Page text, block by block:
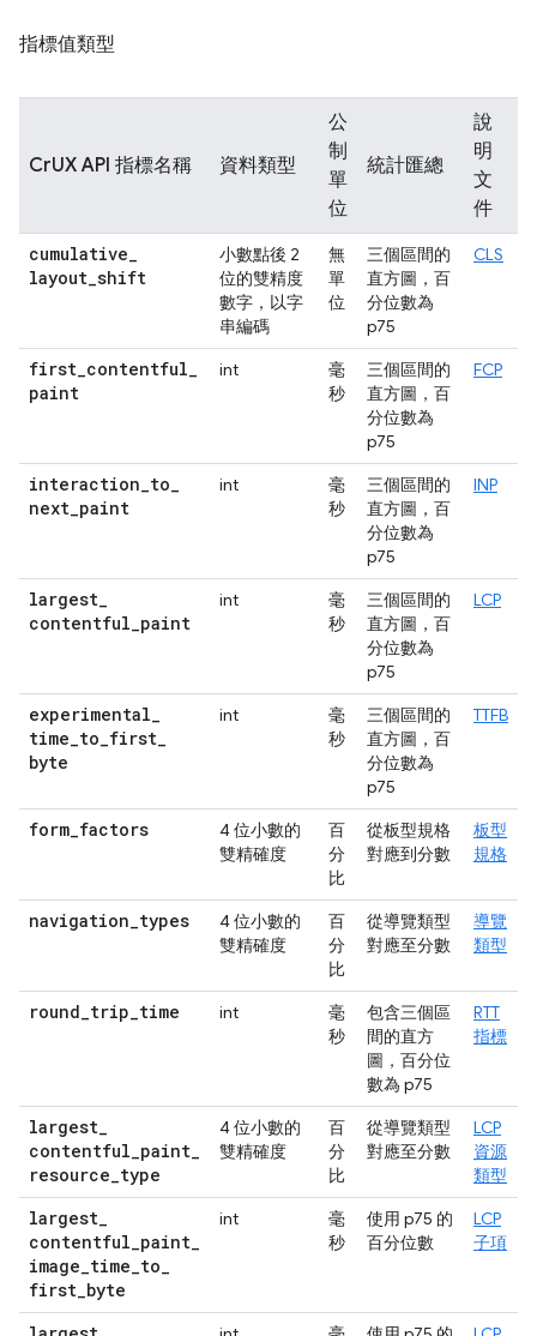
指標值類型
CrUX API 指標名稱 資料類型
公
制
單
位
統計匯總
說
明
文
件
cumulative_
layout_shift
小數點後 2
位的雙精度
數字，以字
串編碼
無
單
位
三個區間的
直方圖，百
分位數為
p75
CLS
first_contentful_
paint
int
毫
秒
三個區間的
直方圖，百
分位數為
p75
FCP
interaction_to_
next_paint
int
毫
秒
三個區間的
直方圖，百
分位數為
p75
INP
largest_
contentful_paint
int
毫
秒
三個區間的
直方圖，百
分位數為
p75
LCP
experimental_
time_to_first_
byte
int
毫
秒
三個區間的
直方圖，百
分位數為
p75
TTFB
form_factors
4 位小數的
雙精確度
百
分
比
從板型規格
對應到分數
板型
規格
navigation_types
4 位小數的
雙精確度
百
分
比
從導覽類型
對應至分數
導覽
類型
round_trip_time int
毫
秒
包含三個區
間的直方
圖，百分位
數為 p75
RTT
指標
largest_
contentful_paint_
resource_type
4 位小數的
雙精確度
百
分
比
從導覽類型
對應至分數
LCP
資源
類型
largest_
contentful_paint_
image_time_to_
first_byte
int
毫
秒
使用 p75 的
百分位數
LCP
子項